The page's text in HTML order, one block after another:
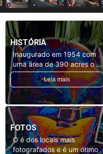
HISTÓRIA
Inaugurado em 1954 com
uma área de 390 acres o ...
Leia mais
FOTOS
O é dos locais mais
fotografados e é um ótimo